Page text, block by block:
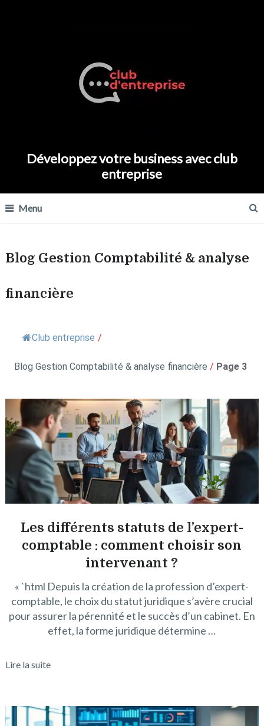
Développez votre business avec club
entreprise
Menu
Blog Gestion Comptabilité & analyse
financière
Club entreprise /
Blog Gestion Comptabilité & analyse financière / Page 3
Les différents statuts de l’expert-
comptable : comment choisir son
intervenant ?
« `html Depuis la création de la profession d’expert-
comptable, le choix du statut juridique s’avère crucial
pour assurer la pérennité et le succès d’un cabinet. En
effet, la forme juridique détermine …
Lire la suite